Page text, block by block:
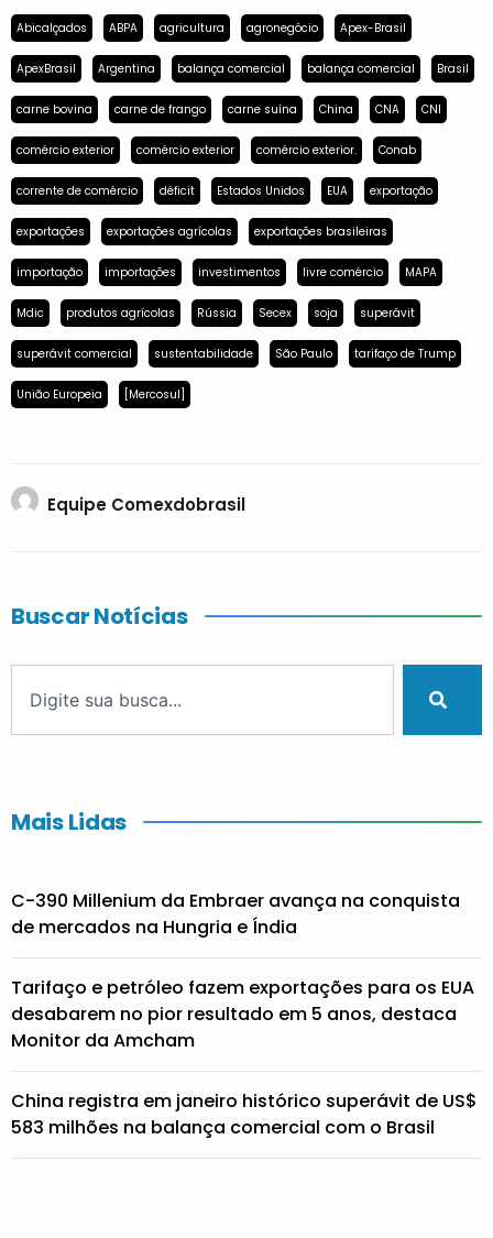
Abicalçados ABPA agricultura agronegócio Apex-Brasil
ApexBrasil Argentina balança comercial balança comercial Brasil
carne bovina carne de frango carne suína China CNA CNI
comércio exterior comércio exterior comércio exterior. Conab
corrente de comércio déficit Estados Unidos EUA exportação
exportações exportações agrícolas exportações brasileiras
importação importações investimentos livre comércio MAPA
Mdic produtos agrícolas Rússia Secex soja superávit
superávit comercial sustentabilidade São Paulo tarifaço de Trump
União Europeia [Mercosul]
Equipe Comexdobrasil
Buscar Notícias
Mais Lidas
C-390 Millenium da Embraer avança na conquista
de mercados na Hungria e Índia
Tarifaço e petróleo fazem exportações para os EUA
desabarem no pior resultado em 5 anos, destaca
Monitor da Amcham
China registra em janeiro histórico superávit de US$
583 milhões na balança comercial com o Brasil